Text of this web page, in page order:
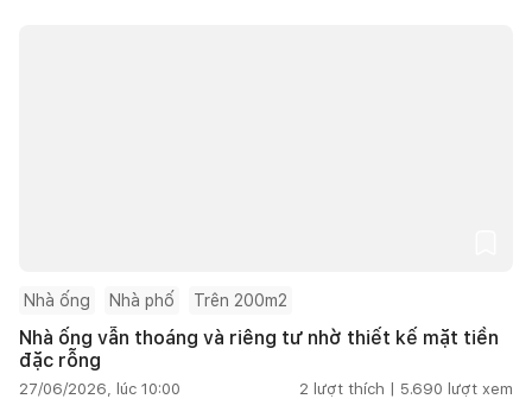
Nhà ống Nhà phố Trên 200m2
Nhà ống vẫn thoáng và riêng tư nhờ thiết kế mặt tiền
đặc rỗng
27/06/2026, lúc 10:00 2 lượt thích | 5.690 lượt xem